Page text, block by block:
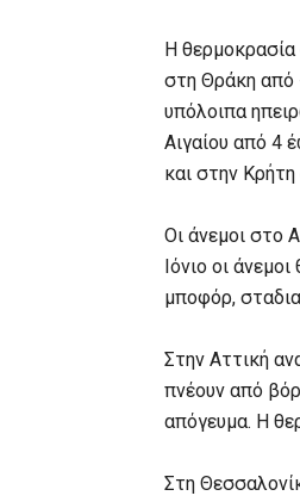
Η
στη Θράκη από
υπόλοιπα
Αιγαίου από 4
και στην
Οι άνεμοι στο
Ιόνιο οι
μποφόρ,
Στην Αττική
πνέουν από
απόγευμα. Η
Στη